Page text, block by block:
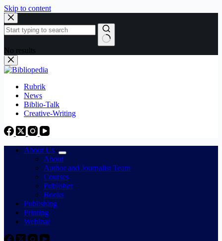
Skip to content
No results
Rubrik
News
Biblio-Talk
Creative-Writing
About Us
About
Author and Journalist Team
Courses
Publisher
Books
Publishing
Printing
Webinar